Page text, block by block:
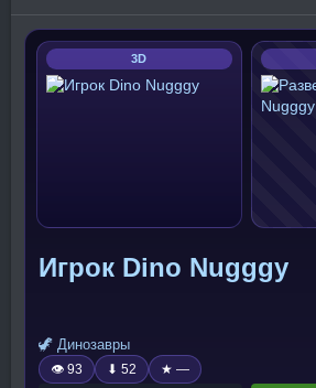
3D
Игрок Dino Nugggy
🦖 Динозавры
👁 93 ⬇ 52 ★ —